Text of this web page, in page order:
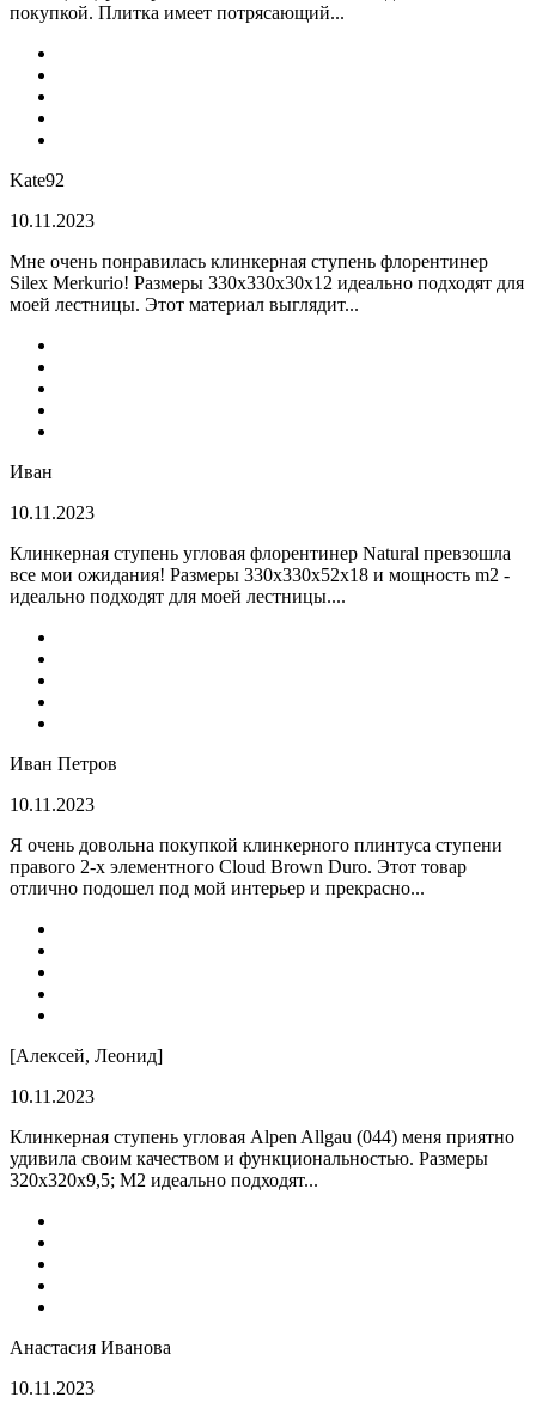
покупкой. Плитка имеет потрясающий...
Kate92
10.11.2023
Мне очень понравилась клинкерная ступень флорентинер
Silex Merkurio! Размеры 330х330х30х12 идеально подходят для
моей лестницы. Этот материал выглядит...
Иван
10.11.2023
Клинкерная ступень угловая флорентинер Natural превзошла
все мои ожидания! Размеры 330х330х52х18 и мощность m2 -
идеально подходят для моей лестницы....
Иван Петров
10.11.2023
Я очень довольна покупкой клинкерного плинтуса ступени
правого 2-х элементного Cloud Brown Duro. Этот товар
отлично подошел под мой интерьер и прекрасно...
[Алексей, Леонид]
10.11.2023
Клинкерная ступень угловая Alpen Allgau (044) меня приятно
удивила своим качеством и функциональностью. Размеры
320x320x9,5; M2 идеально подходят...
Анастасия Иванова
10.11.2023